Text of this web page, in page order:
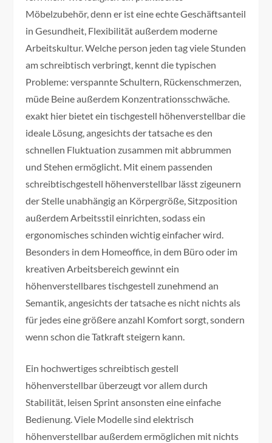
Möbelzubehör, denn er ist eine echte Geschäftsanteil
in Gesundheit, Flexibilität außerdem moderne
Arbeitskultur. Welche person jeden tag viele Stunden
am schreibtisch verbringt, kennt die typischen
Probleme: verspannte Schultern, Rückenschmerzen,
müde Beine außerdem Konzentrationsschwäche.
exakt hier bietet ein tischgestell höhenverstellbar die
ideale Lösung, angesichts der tatsache es den
schnellen Fluktuation zusammen mit abbrummen
und Stehen ermöglicht. Mit einem passenden
schreibtischgestell höhenverstellbar lässt zigeunern
der Stelle unabhängig an Körpergröße, Sitzposition
außerdem Arbeitsstil einrichten, sodass ein
ergonomisches schinden wichtig einfacher wird.
Besonders in dem Homeoffice, in dem Büro oder im
kreativen Arbeitsbereich gewinnt ein
höhenverstellbares tischgestell zunehmend an
Semantik, angesichts der tatsache es nicht nichts als
für jedes eine größere anzahl Komfort sorgt, sondern
wenn schon die Tatkraft steigern kann.
Ein hochwertiges schreibtisch gestell
höhenverstellbar überzeugt vor allem durch
Stabilität, leisen Sprint ansonsten eine einfache
Bedienung. Viele Modelle sind elektrisch
höhenverstellbar außerdem ermöglichen mit nichts